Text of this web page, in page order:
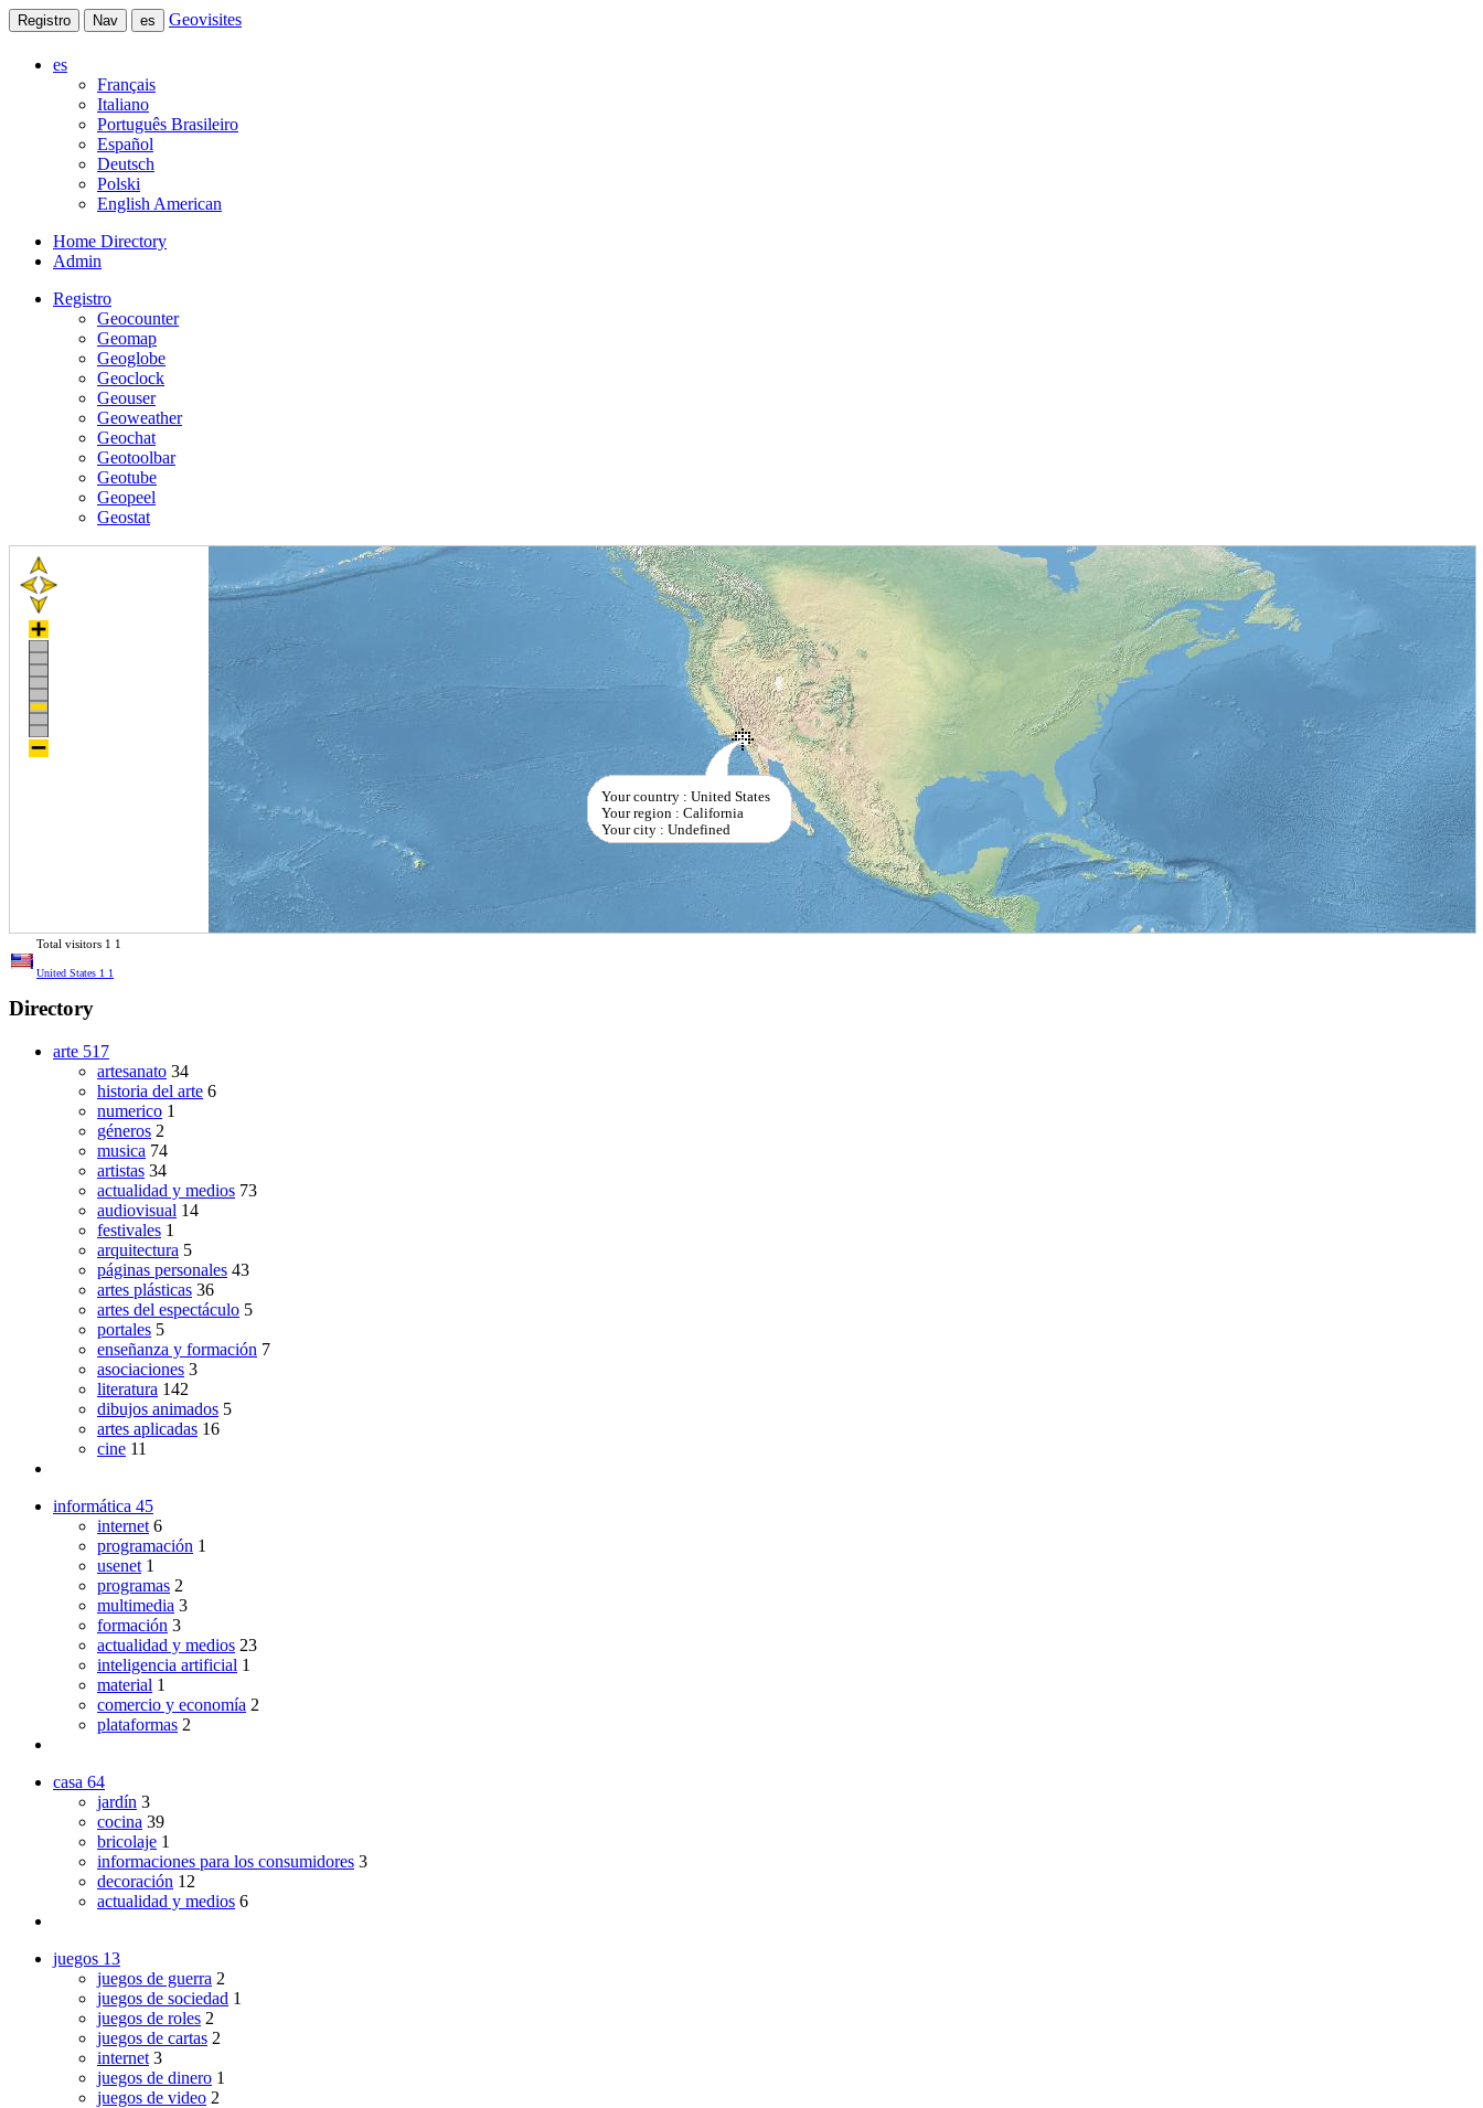
Registro Nav es Geovisites
es
Français
Italiano
Português Brasileiro
Español
Deutsch
Polski
English American
Home Directory
Admin
Registro
Geocounter
Geomap
Geoglobe
Geoclock
Geouser
Geoweather
Geochat
Geotoolbar
Geotube
Geopeel
Geostat
Your country : United States
Your region : California
Your city : Undefined
Total visitors 1 1
United States 1 1
Directory
arte 517
artesanato 34
historia del arte 6
numerico 1
géneros 2
musica 74
artistas 34
actualidad y medios 73
audiovisual 14
festivales 1
arquitectura 5
páginas personales 43
artes plásticas 36
artes del espectáculo 5
portales 5
enseñanza y formación 7
asociaciones 3
literatura 142
dibujos animados 5
artes aplicadas 16
cine 11
informática 45
internet 6
programación 1
usenet 1
programas 2
multimedia 3
formación 3
actualidad y medios 23
inteligencia artificial 1
material 1
comercio y economía 2
plataformas 2
casa 64
jardín 3
cocina 39
bricolaje 1
informaciones para los consumidores 3
decoración 12
actualidad y medios 6
juegos 13
juegos de guerra 2
juegos de sociedad 1
juegos de roles 2
juegos de cartas 2
internet 3
juegos de dinero 1
juegos de video 2